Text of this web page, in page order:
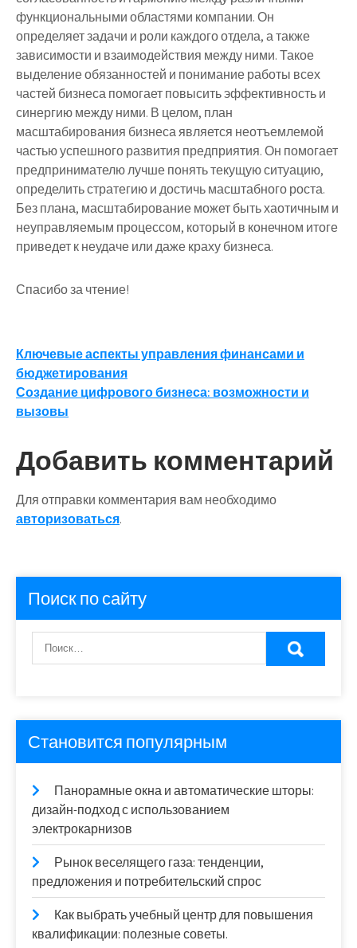
функциональными областями компании. Он
определяет задачи и роли каждого отдела, а также
зависимости и взаимодействия между ними. Такое
выделение обязанностей и понимание работы всех
частей бизнеса помогает повысить эффективность и
синергию между ними. В целом, план
масштабирования бизнеса является неотъемлемой
частью успешного развития предприятия. Он помогает
предпринимателю лучше понять текущую ситуацию,
определить стратегию и достичь масштабного роста.
Без плана, масштабирование может быть хаотичным и
неуправляемым процессом, который в конечном итоге
приведет к неудаче или даже краху бизнеса.
Спасибо за чтение!
Навигация
по
записям
Ключевые аспекты управления финансами и
бюджетирования
Создание цифрового бизнеса: возможности и
вызовы
Добавить комментарий
Для отправки комментария вам необходимо
авторизоваться.
Поиск по сайту
Становится популярным
Панорамные окна и автоматические шторы:
дизайн-подход с использованием
электрокарнизов
Рынок веселящего газа: тенденции,
предложения и потребительский спрос
Как выбрать учебный центр для повышения
квалификации: полезные советы.